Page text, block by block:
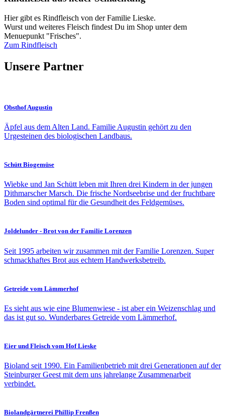
Hier gibt es Rindfleisch von der Familie Lieske.
Wurst und weiteres Fleisch findest Du im Shop unter dem
Menuepunkt "Frisches".
Zum Rindfleisch
Unsere Partner
Obsthof Augustin
Äpfel aus dem Alten Land. Familie Augustin gehört zu den
Urgesteinen des biologischen Landbaus.
Schütt Biogemüse
Wiebke und Jan Schütt leben mit Ihren drei Kindern in der jungen
Dithmarscher Marsch. Die frische Nordseebrise und der fruchtbare
Boden sind optimal für die Gesundheit des Feldgemüses.
Joldelunder - Brot von der Familie Lorenzen
Seit 1995 arbeiten wir zusammen mit der Familie Lorenzen. Super
schmackhaftes Brot aus echtem Handwerksbetreib.
Getreide vom Lämmerhof
Es sieht aus wie eine Blumenwiese - ist aber ein Weizenschlag und
das ist gut so. Wunderbares Getreide vom Lämmerhof.
Eier und Fleisch vom Hof Lieske
Bioland seit 1990. Ein Familienbetrieb mit drei Generationen auf der
Steinburger Geest mit dem uns jahrelange Zusammenarbeit
verbindet.
Biolandgärtnerei Phillip Frenßen